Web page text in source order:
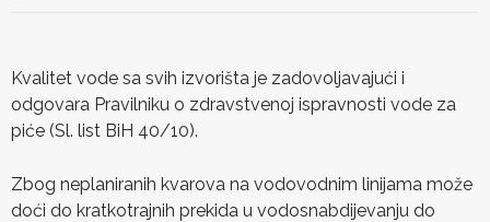
Kvalitet vode sa svih izvorišta je zadovoljavajući i
odgovara Pravilniku o zdravstvenoj ispravnosti vode za
piće (Sl. list BiH 40/10).
Zbog neplaniranih kvarova na vodovodnim linijama može
doći do kratkotrajnih prekida u vodosnabdijevanju do